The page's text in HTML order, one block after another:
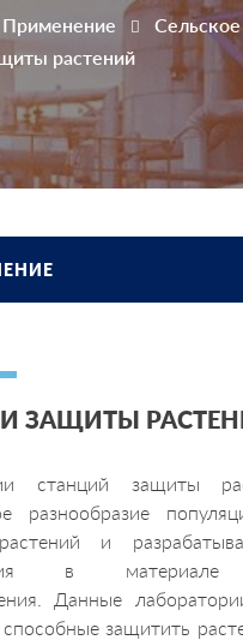
Применение
Сельское
растений
ЗАЩИТЫ
станций защиты
разнообразие
и
в материале
Данные
защитить